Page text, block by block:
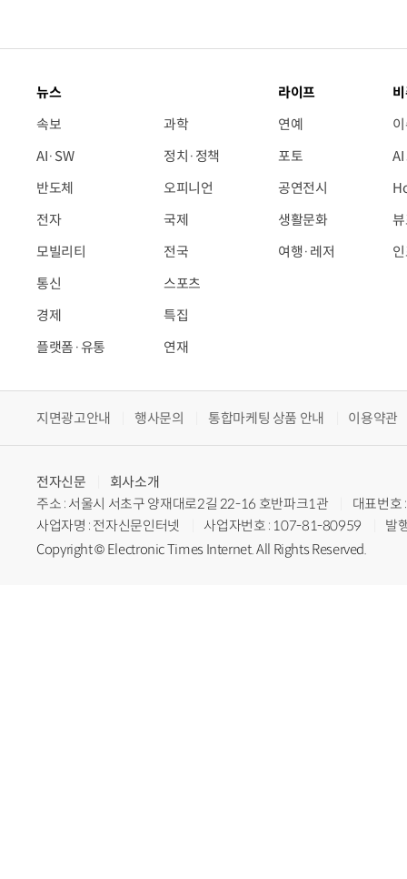
뉴스
속보
AI·SW
반도체
전자
모빌리티
통신
경제
플랫폼·유통
과학
정치·정책
오피니언
국제
전국
스포츠
특집
연재
라이프
연예
포토
공연전시
생활문화
여행·레저
지면광고안내 행사문의 통합마케팅 상품 안내 이용약관
전자신문
회사소개
주소 : 서울시 서초구 양재대로2길 22-16 호반파크1관
대표번
사업자명 : 전자신문인터넷
사업자번호 : 107-81-80959
발
Copyright © Electronic Times Internet. All Rights Reserved.